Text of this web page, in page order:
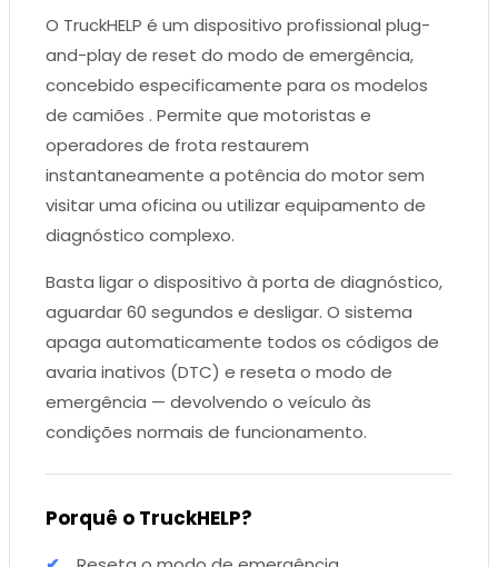
O TruckHELP é um dispositivo profissional plug-
and-play de reset do modo de emergência,
concebido especificamente para os modelos
de camiões . Permite que motoristas e
operadores de frota restaurem
instantaneamente a potência do motor sem
visitar uma oficina ou utilizar equipamento de
diagnóstico complexo.
Basta ligar o dispositivo à porta de diagnóstico,
aguardar 60 segundos e desligar. O sistema
apaga automaticamente todos os códigos de
avaria inativos (DTC) e reseta o modo de
emergência — devolvendo o veículo às
condições normais de funcionamento.
Porquê o TruckHELP?